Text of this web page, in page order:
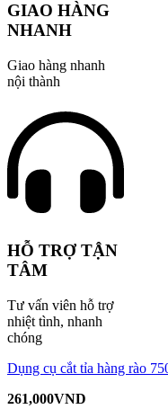
GIAO HÀNG
NHANH
Giao hàng nhanh
nội thành
HỖ TRỢ TẬN
TÂM
Tư vấn viên hỗ trợ
nhiệt tình, nhanh
chóng
Dụng cụ cắt tỉa hàng rào
261,000VND